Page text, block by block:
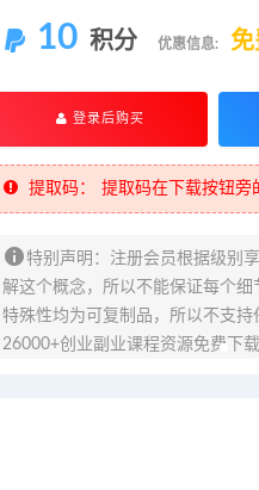
10 积分 优惠信息: 免
登录后购买
提取码： 提取码在下载按钮旁
特别声明：注册会员根据级别
解这个概念，所以不能保证每个
特殊性均为可复制品，所以不支
26000+创业副业课程资源免费下